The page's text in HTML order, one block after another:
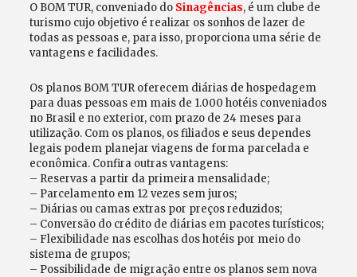
O BOM TUR, conveniado do Sinagências, é um clube de
turismo cujo objetivo é realizar os sonhos de lazer de
todas as pessoas e, para isso, proporciona uma série de
vantagens e facilidades.
Os planos BOM TUR oferecem diárias de hospedagem
para duas pessoas em mais de 1.000 hotéis conveniados
no Brasil e no exterior, com prazo de 24 meses para
utilização. Com os planos, os filiados e seus dependes
legais podem planejar viagens de forma parcelada e
econômica. Confira outras vantagens:
– Reservas a partir da primeira mensalidade;
– Parcelamento em 12 vezes sem juros;
– Diárias ou camas extras por preços reduzidos;
– Conversão do crédito de diárias em pacotes turísticos;
– Flexibilidade nas escolhas dos hotéis por meio do
sistema de grupos;
– Possibilidade de migração entre os planos sem nova